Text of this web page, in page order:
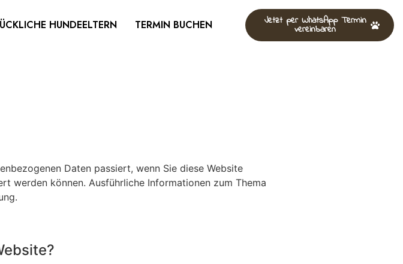
HUNDEELTERN TERMIN BUCHEN Jetzt per WhatsApp Termin
vereinbaren
Daten passiert, wenn Sie diese Website
werden können. Ausführliche Informationen zum Thema